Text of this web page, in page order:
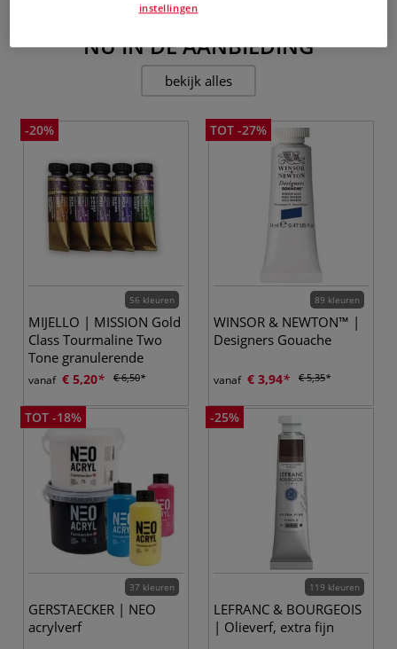
NU IN DE AANBIEDING
bekijk alles
-20%
56 kleuren
MIJELLO | MISSION Gold
Class Tourmaline Two
Tone granulerende
aquarelverf — los
vanaf € 5,20 € 6,50
TOT -27%
89 kleuren
WINSOR & NEWTON™ |
Designers Gouache
vanaf € 3,94 € 5,35
TOT -18%
37 kleuren
GERSTAECKER | NEO
acrylverf
-25%
119 kleuren
LEFRANC & BOURGEOIS
| Olieverf, extra fijn
instellingen